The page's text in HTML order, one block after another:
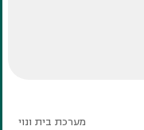
מערכת בית ונוי